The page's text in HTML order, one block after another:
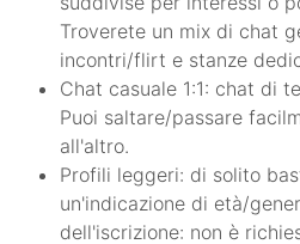
Troverete un mix di chat
incontri/flirt e stanze
Chat casuale 1:1: chat di
Puoi saltare/passare
all'altro.
Profili leggeri: di solito
un'indicazione di età/
dell'iscrizione: non è